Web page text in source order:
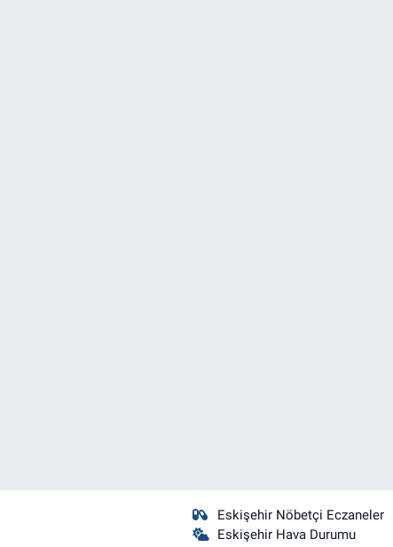
Eskişehir Nöbetçi Eczaneler
Eskişehir Hava Durumu